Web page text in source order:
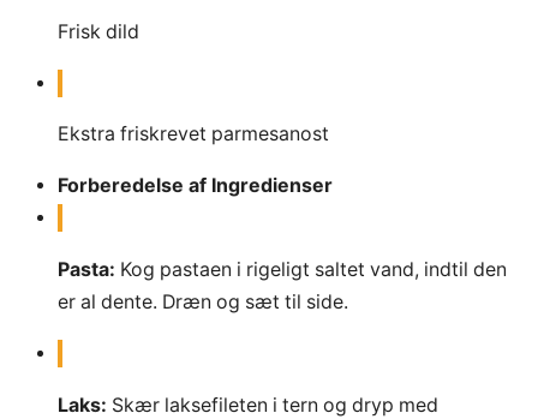
Frisk dild
Ekstra friskrevet parmesanost
Forberedelse af Ingredienser
Pasta: Kog pastaen i rigeligt saltet vand, indtil den
er al dente. Dræn og sæt til side.
Laks: Skær laksefileten i tern og dryp med